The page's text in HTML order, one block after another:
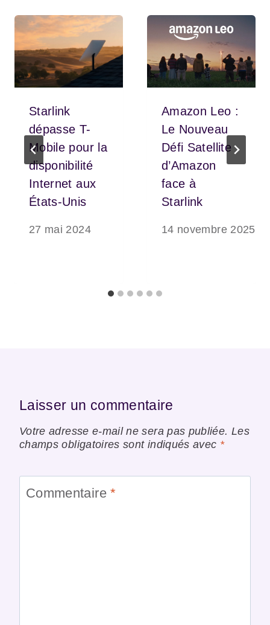
Starlink
dépasse T-
Mobile pour la
disponibilité
Internet aux
États-Unis
27 mai 2024
Amazon Leo :
Le Nouveau
Défi Satellite
d’Amazon
face à
Starlink
14 novembre 2025
Laisser un commentaire
Votre adresse e-mail ne sera pas publiée. Les
champs obligatoires sont indiqués avec *
Commentaire*